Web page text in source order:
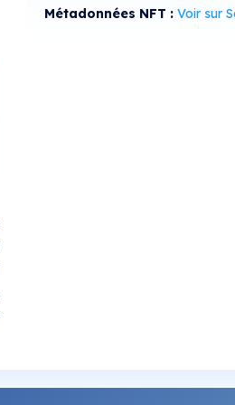
Métadonnées NFT : Voir sur